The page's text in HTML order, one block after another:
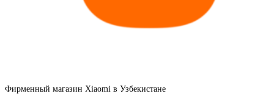
Фирменный магазин Xiaomi в Узбекистане